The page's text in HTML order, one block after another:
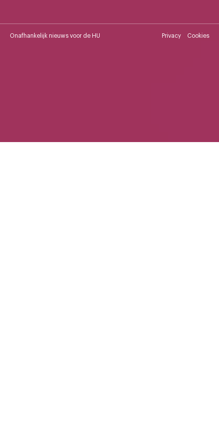
Onafhankelijk nieuws voor de HU Privacy Cookies